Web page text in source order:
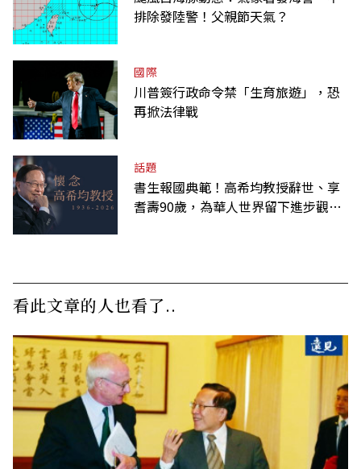
排除發陸警！父親節天氣？
國際
川普簽行政命令禁「生育旅遊」，恐
再掀法律戰
話題
書生報國典範！高希均教授辭世、享
耆壽90歲，為華人世界留下進步觀念
看此文章的人也看了..